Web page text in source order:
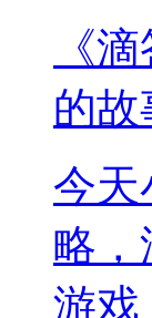
《
的故
今天
略，
游戏